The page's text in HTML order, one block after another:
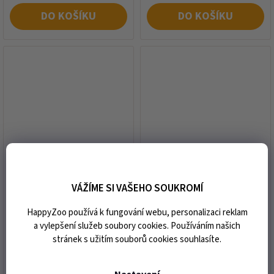
VÁŽÍME SI VAŠEHO SOUKROMÍ
HappyZoo používá k fungování webu, personalizaci reklam
a vylepšení služeb soubory cookies. Používáním našich
stránek s užitím souborů cookies souhlasíte.
DO KOŠÍKU DO KOŠÍKU
150g
skladem
79 Kč
Měrná
526,67 Kč / 1 kg
skladem
75 Kč
Měrná
500 Kč / 1 kg